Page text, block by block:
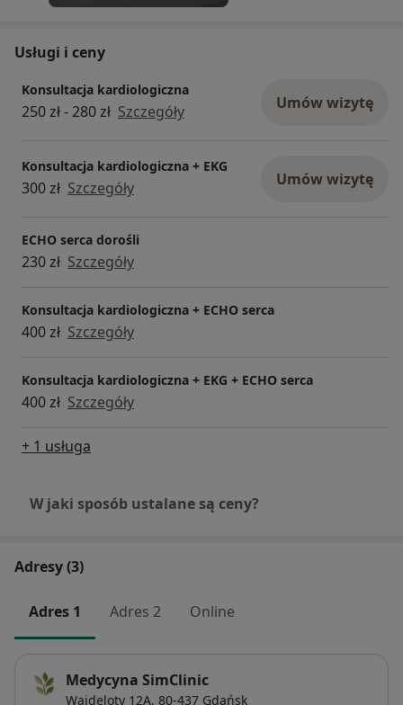
Usługi i ceny
Konsultacja kardiologiczna
250 zł - 280 zł Szczegóły Umów wizytę
Konsultacja kardiologiczna + EKG
300 zł Szczegóły Umów wizytę
ECHO serca dorośli
230 zł Szczegóły
Konsultacja kardiologiczna + ECHO serca
400 zł Szczegóły
Konsultacja kardiologiczna + EKG + ECHO serca
400 zł Szczegóły
+ 1 usługa
W jaki sposób ustalane są ceny?
Adresy (3)
Adres 1 Adres 2 Online
Medycyna SimClinic
Wajdeloty 12A, 80-437 Gdańsk